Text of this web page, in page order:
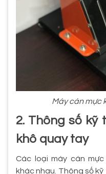
Máy cán mực
2. Thông số kỹ
khô quay tay
Các loại máy cán
khác nhau. Thông số